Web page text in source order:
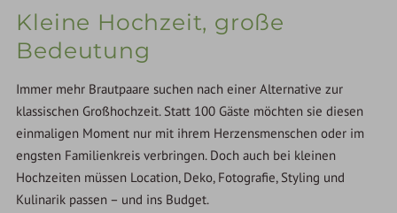
Kleine Hochzeit, große
Bedeutung
Immer mehr Brautpaare suchen nach einer Alternative zur
klassischen Großhochzeit. Statt 100 Gäste möchten sie diesen
einmaligen Moment nur mit ihrem Herzensmenschen oder im
engsten Familienkreis verbringen. Doch auch bei kleinen
Hochzeiten müssen Location, Deko, Fotografie, Styling und
Kulinarik passen – und ins Budget.